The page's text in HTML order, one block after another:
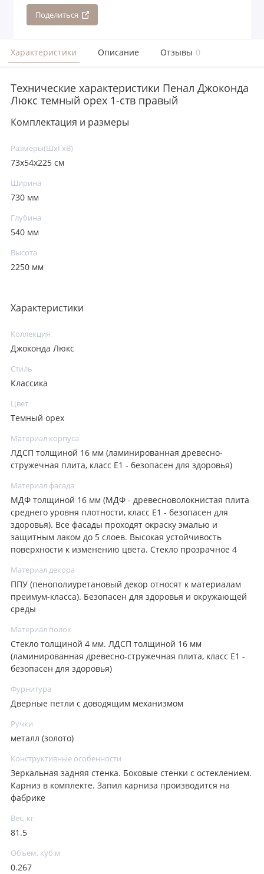
Поделиться
Характеристики Описание Отзывы 0
Технические характеристики Пенал Джоконда
Люкс темный орех 1-ств правый
Комплектация и размеры
Размеры(ШxГxВ)
73х54х225 см
Ширина
730 мм
Глубина
540 мм
Высота
2250 мм
Характеристики
Коллекция
Джоконда Люкс
Стиль
Классика
Цвет
Темный орех
Материал корпуса
ЛДСП толщиной 16 мм (ламинированная древесно-
стружечная плита, класс E1 - безопасен для здоровья)
Материал фасада
МДФ толщиной 16 мм (МДФ - древесноволокнистая плита
среднего уровня плотности, класс E1 - безопасен для
здоровья). Все фасады проходят окраску эмалью и
защитным лаком до 5 слоев. Высокая устойчивость
поверхности к изменению цвета. Стекло прозрачное 4
Материал декора
ППУ (пенополиуретановый декор относят к материалам
преимум-класса). Безопасен для здоровья и окружающей
среды
Материал полок
Стекло толщиной 4 мм. ЛДСП толщиной 16 мм
(ламинированная древесно-стружечная плита, класс E1 -
безопасен для здоровья)
Фурнитура
Дверные петли с доводящим механизмом
Ручки
металл (золото)
Конструктивные особенности
Зеркальная задняя стенка. Боковые стенки с остеклением.
Карниз в комплекте. Запил карниза производится на
фабрике
Вес, кг
81.5
Объем, куб.м
0.267